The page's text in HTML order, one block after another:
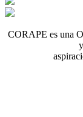
CORAPE es una